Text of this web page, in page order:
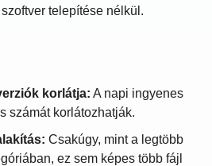
telepítése nélkül.
korlátja: A napi ingyenes
számát korlátozhatják.
Csakúgy, mint a legtöbb
ez sem képes több fájl